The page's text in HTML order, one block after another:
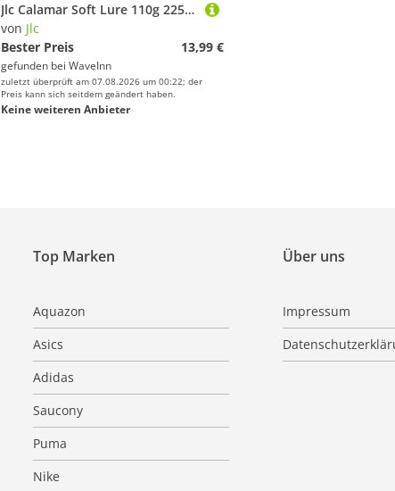
Jlc Calamar Soft Lure 110g 225 Mm Mehrfarbig
von Jlc
Bester Preis
13,99 €
gefunden bei WaveInn
zuletzt überprüft am 07.08.2026 um 00:22; der
Preis kann sich seitdem geändert haben.
Keine weiteren Anbieter
Über uns
Impressum
Top Marken
Aquazon
Asics
Adidas
Saucony
Puma
Nike